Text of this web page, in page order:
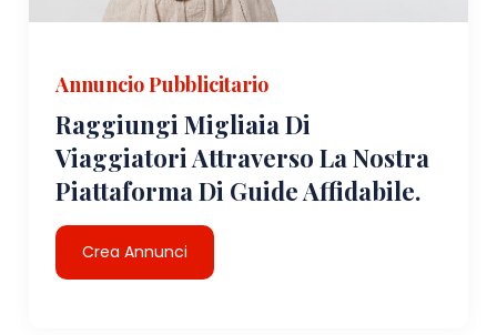
Annuncio Pubblicitario
Raggiungi Migliaia Di
Viaggiatori Attraverso La Nostra
Piattaforma Di Guide Affidabile.
Crea Annunci